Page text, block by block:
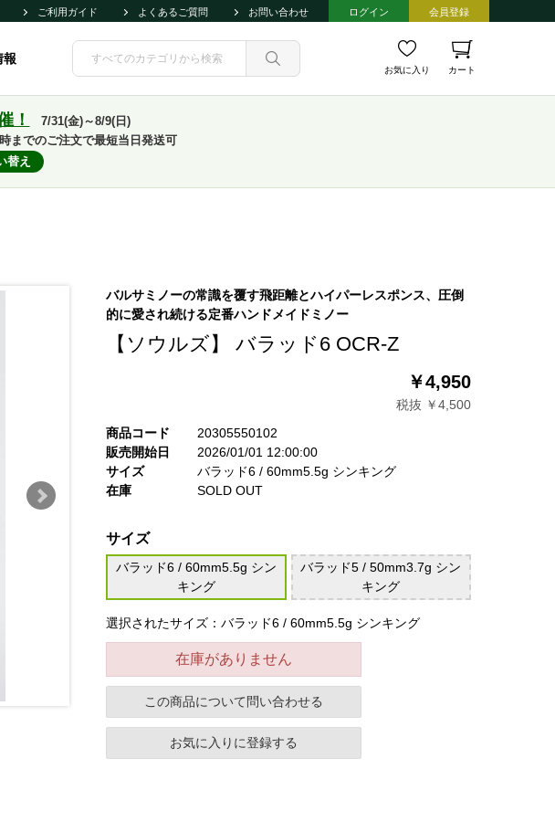
ご利用ガイド よくあるご質問 お問い合わせ ログイン 会員登録
報
お気に入り カート
！
7/31(金)～8/9(日)
までのご注文で最短当日発送可
替え
バルサミノーの常識を覆す飛距離とハイパーレスポンス、圧倒
的に愛され続ける定番ハンドメイドミノー
【ソウルズ】 バラッド6 OCR-Z
￥4,950
税抜 ￥4,500
商品コード
20305550102
販売開始日
2026/01/01 12:00:00
サイズ
バラッド6 / 60mm5.5g シンキング
在庫
SOLD OUT
サイズ
バラッド6 / 60mm5.5g シン
キング
バラッド5 / 50mm3.7g シン
キング
選択されたサイズ：バラッド6 / 60mm5.5g シンキング
在庫がありません
この商品について問い合わせる
お気に入りに登録する